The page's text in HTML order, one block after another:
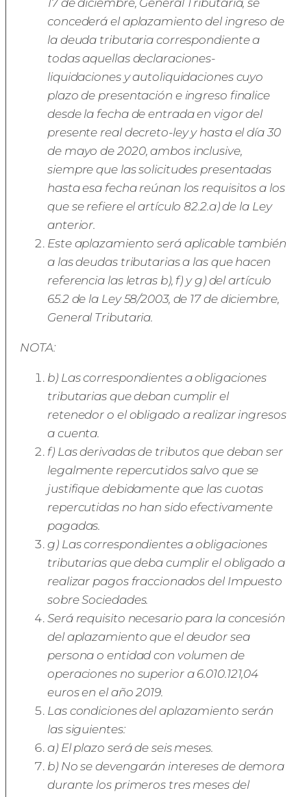
concederá el aplazamiento del ingreso de
la deuda tributaria correspondiente a
todas aquellas declaraciones-
liquidaciones y autoliquidaciones cuyo
plazo de presentación e ingreso finalice
desde la fecha de entrada en vigor del
presente real decreto-ley y hasta el día 30
de mayo de 2020, ambos inclusive,
siempre que las solicitudes presentadas
hasta esa fecha reúnan los requisitos a los
que se refiere el artículo 82.2.a) de la Ley
anterior.
Este aplazamiento será aplicable también
a las deudas tributarias a las que hacen
referencia las letras b), f) y g) del artículo
65.2 de la Ley 58/2003, de 17 de diciembre,
General Tributaria.
NOTA:
b) Las correspondientes a obligaciones
tributarias que deban cumplir el
retenedor o el obligado a realizar ingresos
a cuenta.
f) Las derivadas de tributos que deban ser
legalmente repercutidos salvo que se
justifique debidamente que las cuotas
repercutidas no han sido efectivamente
pagadas.
g) Las correspondientes a obligaciones
tributarias que deba cumplir el obligado a
realizar pagos fraccionados del Impuesto
sobre Sociedades.
Será requisito necesario para la concesión
del aplazamiento que el deudor sea
persona o entidad con volumen de
operaciones no superior a 6.010.121,04
euros en el año 2019.
Las condiciones del aplazamiento serán
las siguientes:
a) El plazo será de seis meses.
b) No se devengarán intereses de demora
durante los primeros tres meses del